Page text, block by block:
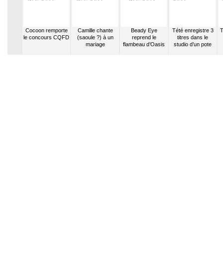
Cocoon remporte
le concours CQFD
Camille chante
(saoule ?) à un
mariage
Beady Eye
reprend le
flambeau d’Oasis
Tété enregistre 3
titres dans le
studio d’un pote